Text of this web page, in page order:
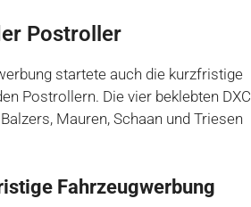
Postroller
startete auch die kurzfristige
Postrollern. Die vier beklebten DXC
Mauren, Schaan und Triesen
Fahrzeugwerbung